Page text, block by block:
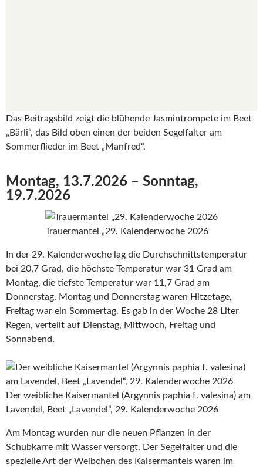
Das Beitragsbild zeigt die blühende Jasmintrompete im Beet
„Bärli“, das Bild oben einen der beiden Segelfalter am
Sommerflieder im Beet „Manfred“.
Montag, 13.7.2026 – Sonntag,
19.7.2026
Trauermantel „29. Kalenderwoche 2026
In der 29. Kalenderwoche lag die Durchschnittstemperatur
bei 20,7 Grad, die höchste Temperatur war 31 Grad am
Montag, die tiefste Temperatur war 11,7 Grad am
Donnerstag. Montag und Donnerstag waren Hitzetage,
Freitag war ein Sommertag. Es gab in der Woche 28 Liter
Regen, verteilt auf Dienstag, Mittwoch, Freitag und
Sonnabend.
Der weibliche Kaisermantel (Argynnis paphia f. valesina) am
Lavendel, Beet „Lavendel“, 29. Kalenderwoche 2026
Am Montag wurden nur die neuen Pflanzen in der
Schubkarre mit Wasser versorgt. Der Segelfalter und die
spezielle Art der Weibchen des Kaisermantels waren im